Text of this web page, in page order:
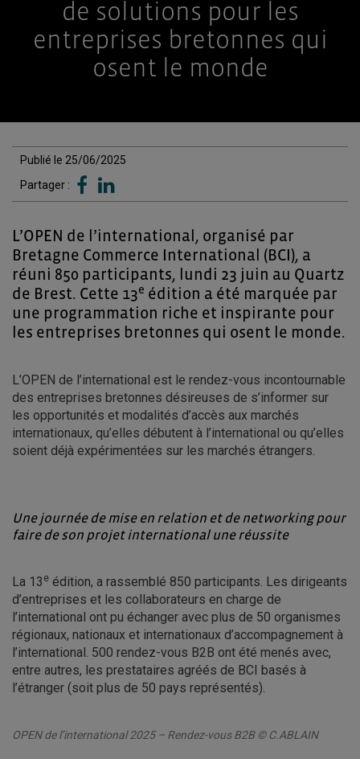
de solutions pour les
entreprises bretonnes qui
osent le monde
Publié le 25/06/2025
Partager :
L’OPEN de l’international, organisé par
Bretagne Commerce International (BCI), a
réuni 850 participants, lundi 23 juin au Quartz
de Brest. Cette 13e édition a été marquée par
une programmation riche et inspirante pour
les entreprises bretonnes qui osent le monde.
L’OPEN de l’international est le rendez-vous incontournable
des entreprises bretonnes désireuses de s’informer sur
les opportunités et modalités d’accès aux marchés
internationaux, qu’elles débutent à l’international ou qu’elles
soient déjà expérimentées sur les marchés étrangers.
Une journée de mise en relation et de networking pour
faire de son projet international une réussite
La 13 e édition, a rassemblé 850 participants. Les dirigeants
d’entreprises et les collaborateurs en charge de
l’international ont pu échanger avec plus de 50 organismes
régionaux, nationaux et internationaux d’accompagnement à
l’international. 500 rendez-vous B2B ont été menés avec,
entre autres, les prestataires agréés de BCI basés à
l’étranger (soit plus de 50 pays représentés).
OPEN de l’international 2025 – Rendez-vous B2B © C.ABLAIN